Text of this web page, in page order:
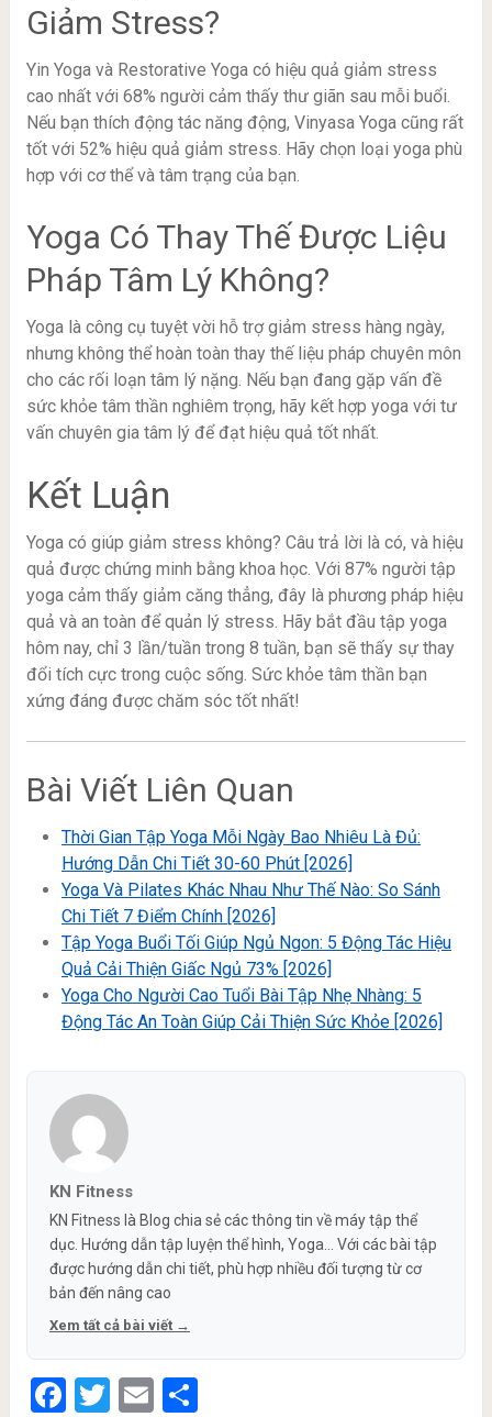
Giảm Stress?
Yin Yoga và Restorative Yoga có hiệu quả giảm stress
cao nhất với 68% người cảm thấy thư giãn sau mỗi buổi.
Nếu bạn thích động tác năng động, Vinyasa Yoga cũng rất
tốt với 52% hiệu quả giảm stress. Hãy chọn loại yoga phù
hợp với cơ thể và tâm trạng của bạn.
Yoga Có Thay Thế Được Liệu
Pháp Tâm Lý Không?
Yoga là công cụ tuyệt vời hỗ trợ giảm stress hàng ngày,
nhưng không thể hoàn toàn thay thế liệu pháp chuyên môn
cho các rối loạn tâm lý nặng. Nếu bạn đang gặp vấn đề
sức khỏe tâm thần nghiêm trọng, hãy kết hợp yoga với tư
vấn chuyên gia tâm lý để đạt hiệu quả tốt nhất.
Kết Luận
Yoga có giúp giảm stress không? Câu trả lời là có, và hiệu
quả được chứng minh bằng khoa học. Với 87% người tập
yoga cảm thấy giảm căng thẳng, đây là phương pháp hiệu
quả và an toàn để quản lý stress. Hãy bắt đầu tập yoga
hôm nay, chỉ 3 lần/tuần trong 8 tuần, bạn sẽ thấy sự thay
đổi tích cực trong cuộc sống. Sức khỏe tâm thần bạn
xứng đáng được chăm sóc tốt nhất!
Bài Viết Liên Quan
Thời Gian Tập Yoga Mỗi Ngày Bao Nhiêu Là Đủ:
Hướng Dẫn Chi Tiết 30-60 Phút [2026]
Yoga Và Pilates Khác Nhau Như Thế Nào: So Sánh
Chi Tiết 7 Điểm Chính [2026]
Tập Yoga Buổi Tối Giúp Ngủ Ngon: 5 Động Tác Hiệu
Quả Cải Thiện Giấc Ngủ 73% [2026]
Yoga Cho Người Cao Tuổi Bài Tập Nhẹ Nhàng: 5
Động Tác An Toàn Giúp Cải Thiện Sức Khỏe [2026]
KN Fitness
KN Fitness là Blog chia sẻ các thông tin về máy tập thể
dục. Hướng dẫn tập luyện thể hình, Yoga... Với các bài tập
được hướng dẫn chi tiết, phù hợp nhiều đối tượng từ cơ
bản đến nâng cao
Xem tất cả bài viết →
Facebook
Twitter
EmailShare